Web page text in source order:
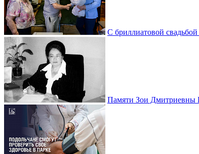
С бриллиатовой
Памяти Зои Дмитриевны